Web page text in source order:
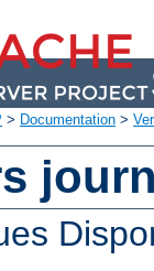
> Documentation >